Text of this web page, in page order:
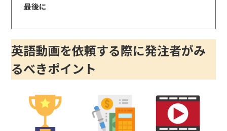
最後に
英語動画を依頼する際に発注者がみ
るべきポイント